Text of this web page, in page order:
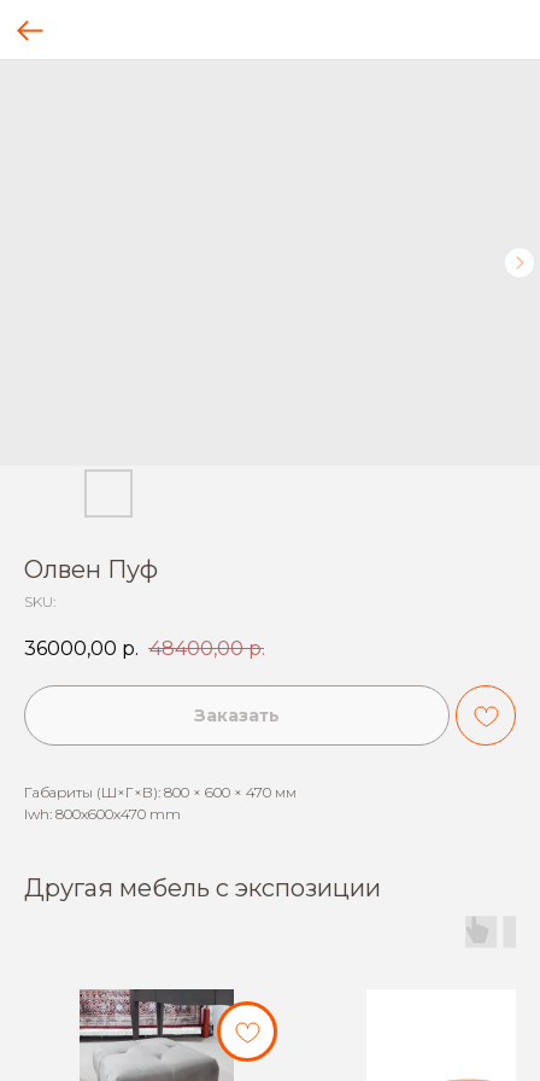
Олвен Пуф
SKU:
36000,00 р. 48400,00 р.
Заказать
Габариты (Ш×Г×В): 800 × 600 × 470 мм
lwh: 800x600x470 mm
Другая мебель с экспозиции